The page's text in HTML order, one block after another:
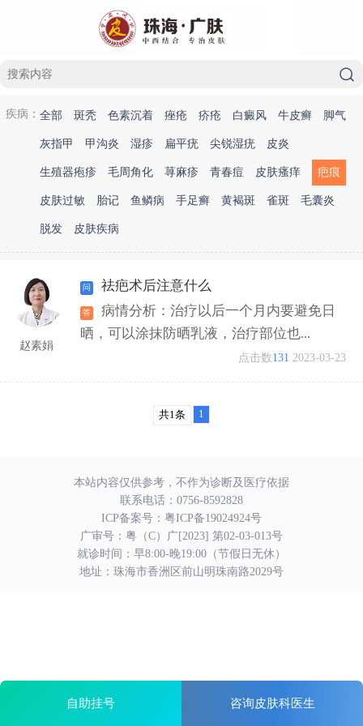
疾病： 全部 斑秃 色素沉着 痤疮 疥疮 白癜风 牛皮癣 脚气
灰指甲 甲沟炎 湿疹 扁平疣 尖锐湿疣 皮炎
生殖器疱疹 毛周角化 荨麻疹 青春痘 皮肤瘙痒 疤痕
皮肤过敏 胎记 鱼鳞病 手足癣 黄褐斑 雀斑 毛囊炎
脱发 皮肤疾病
赵素娟
祛疤术后注意什么
病情分析：治疗以后一个月内要避免日
晒，可以涂抹防晒乳液，治疗部位也...
点击数131 2023-03-23
共1条 1
本站内容仅供参考，不作为诊断及医疗依据
联系电话： 0756-8592828
ICP备案号： 粤ICP备19024924号
广审号：粤（C）广[2023] 第02-03-013号
就诊时间：早8:00-晚19:00（节假日无休）
地址：珠海市香洲区前山明珠南路2029号
自助挂号 咨询皮肤科医生